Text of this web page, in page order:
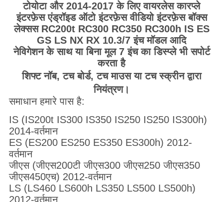
टोयोटा और 2014-2017 के लिए वायरलेस कारप्ले
इंटरफ़ेस एंड्रॉइड ऑटो इंटरफ़ेस वीडियो इंटरफ़ेस बॉक्स
लेक्सस RC200t RC300 RC350 RC300h IS ES
GS LS NX RX 10.3/7 इंच मॉडल आदि
​नेविगेशन के साथ या बिना मूल 7 इंच का डिस्प्ले भी सपोर्ट
करता है
शिफ्ट नॉब, टच बोर्ड, टच माउस या टच स्क्रीन द्वारा
नियंत्रण।
समाधान हमारे पास है:
IS (IS200t IS300 IS350 IS250 IS250 IS300h)
2014-वर्तमान
ES (ES200 ES250 ES350 ES300h) 2012-
वर्तमान
जीएस (जीएस200टी जीएस300 जीएस250 जीएस350
जीएस450एच) 2012-वर्तमान
LS (LS460 LS600h LS350 LS500 LS500h)
2012-वर्तमान